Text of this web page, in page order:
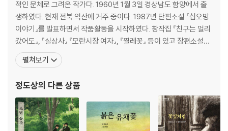
10. 대의를 위한 국왕의 비밀 프로젝트
11. 백성의 소리를 담아내는 문자
12. 한글에 대한 저항에 맞서다
4부 지식경영으로 문화를 창조하라
14. 조선의 소리와 중국의 소리는 다르다
15. 한글 창제와 장영실의 비극
16. 성군의 다섯 가지 조건과 도서 출판
적인 문체로 그려온 작가다. 1960년 1월 3일 경상남도 함양에서 출
생하였다. 현재 전북 익산에 거주 중이다. 1987년 단편소설 『십오방
이야기』를 발표하면서 작품활동을 시작하였다. 창작집 『친구는 멀리
갔어도』, 『실상사』 『모란시장 여자』, 『찔레꽃』 등이 있고 장편소설
『누망』, 『낙타』 『은행나무 소년』, 『마음오를꽃』, 『꽃잎처럼』 등이 있
으며 장편동화 『돌고래 파치노』 등이 있다. 제17회 단재상, 제25회
친구는 멀리 갔
펼쳐보기
정도상의 다른 상품